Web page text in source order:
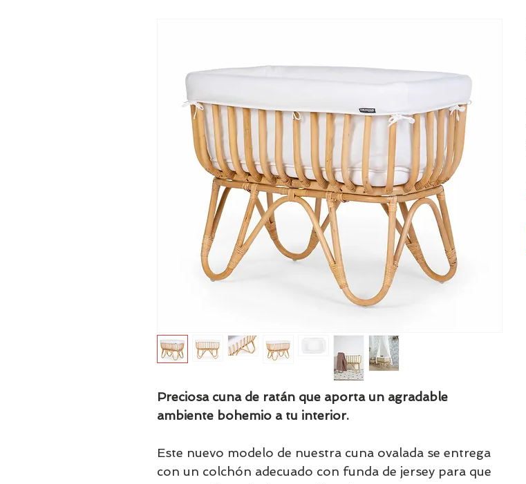
Preciosa cuna de ratán que aporta un agradable
ambiente bohemio a tu interior.
Este nuevo modelo de nuestra cuna ovalada se entrega
con un colchón adecuado con funda de jersey para que